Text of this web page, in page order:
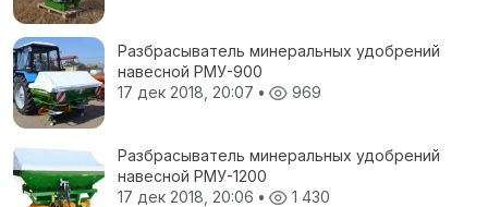
Разбрасыватель минеральных удобрений
навесной РМУ-900
17 дек 2018, 20:07 • 969
Разбрасыватель минеральных удобрений
навесной РМУ-1200
17 дек 2018, 20:06 • 1 430